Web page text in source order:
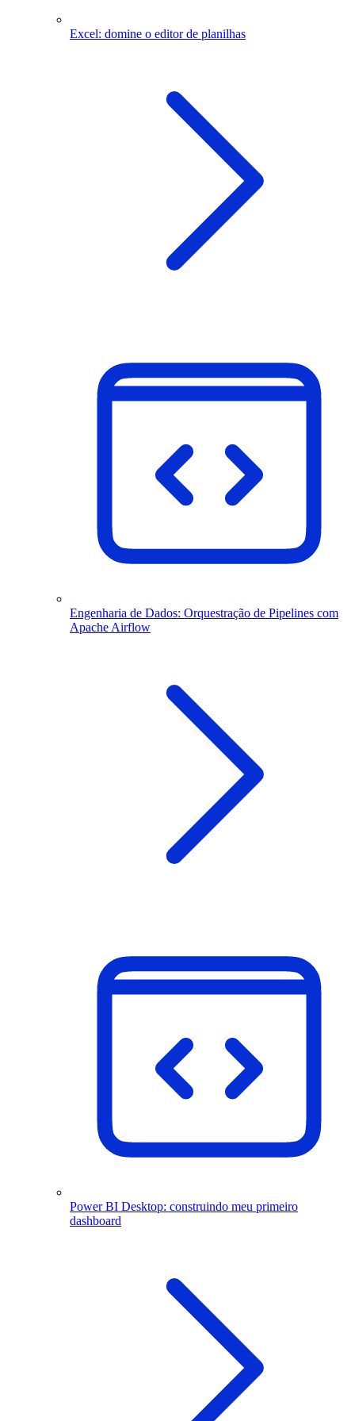
Excel: domine o editor de planilhas
Engenharia de Dados: Orquestração de Pipelines com
Apache Airflow
Power BI Desktop: construindo meu primeiro
dashboard